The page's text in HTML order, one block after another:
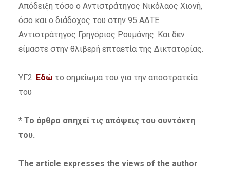
Απόδειξη τόσο ο Αντιστράτηγος Νικόλαος Χιονή,
όσο και ο διάδοχος του στην 95 ΑΔΤΕ
Αντιστράτηγος Γρηγόριος Ρουμάνης. Και δεν
είμαστε στην θλιβερή επταετία της Δικτατορίας.
ΥΓ2: Εδώ το σημείωμα του για την αποστρατεία
του
* Το άρθρο απηχεί τις απόψεις του συντάκτη
του.
The article expresses the views of the author